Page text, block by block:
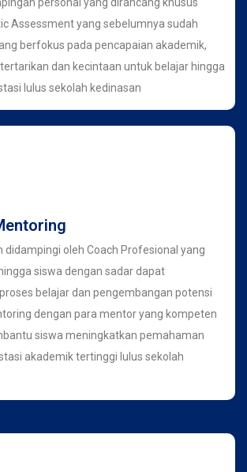
Assessment yang sebelumnya sudah
berfokus pada pencapaian akademik,
dan kecintaan untuk belajar hingga
lulus sekolah kedinasan
didampingi oleh Coach Profesional yang
siswa dengan sadar dapat
belajar dan pengembangan potensi
dengan para mentor yang kompeten
siswa meningkatkan pemahaman
akademik tertinggi lulus sekolah